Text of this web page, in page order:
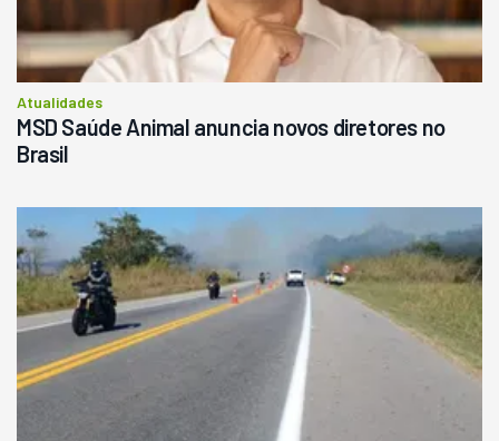
Atualidades
MSD Saúde Animal anuncia novos diretores no
Brasil